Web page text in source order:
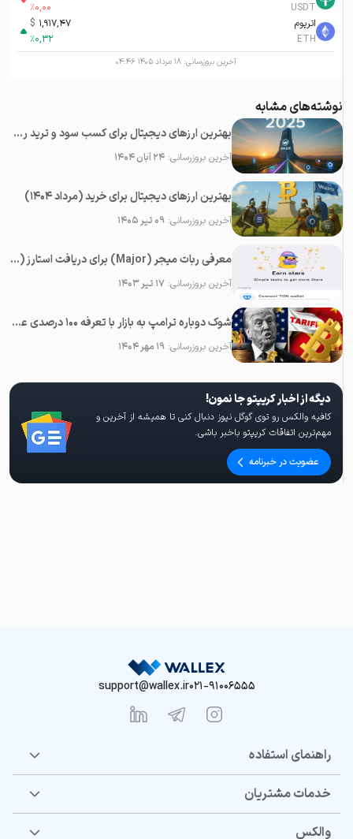
USDT
%0,00
اتریوم
ETH
1,917,47
$
%0,32
آخرین بروزرسانی: ۱۸ مرداد ۱۴۰۵ ۰۴:۴۶
نوشته‌های مشابه
بهترین ارزهای دیجیتال برای کسب سود و ترید روزانه در سال ۲۰۲۵
آخرین بروزرسانی:۲۴ آبان ۱۴۰۴
بهترین ارزهای دیجیتال برای خرید (مرداد ۱۴۰۴)
آخرین بروزرسانی:۰۹ تیر ۱۴۰۵
معرفی ربات میجر (Major) برای دریافت استارز (Stars) رایگان در تلگرام
آخرین بروزرسانی:۱۷ تیر ۱۴۰۳
شوک دوباره ترامپ به بازار با تعرفه ۱۰۰ درصدی علیه چین؛‌ سقوط همه رمزارزها
آخرین بروزرسانی:۱۹ مهر ۱۴۰۴
دیگه از اخبار کریپتو جا نمون!
کافیه والکس رو توی گوگل نیوز دنبال کنی تا همیشه از آخرین و
مهم‌ترین اتفاقات کریپتو باخبر باشی.
عضویت در خبرنامه
021-91006555
support@wallex.ir
راهنمای استفاده
خدمات مشتریان
والکس